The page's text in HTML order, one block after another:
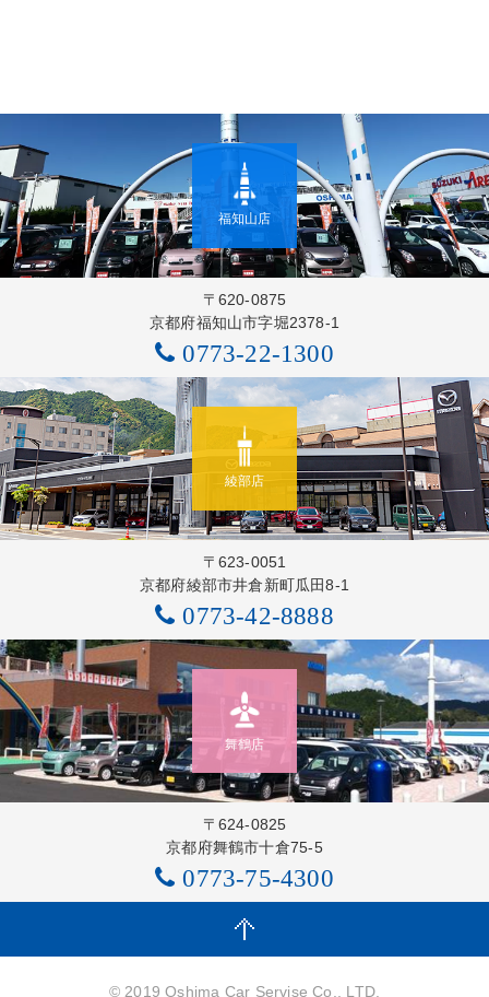
福知山店
〒620-0875
京都府福知山市字堀2378-1
0773-22-1300
綾部店
〒623-0051
京都府綾部市井倉新町瓜田8-1
0773-42-8888
舞鶴店
〒624-0825
京都府舞鶴市十倉75-5
0773-75-4300
© 2019 Oshima Car Servise Co., LTD.